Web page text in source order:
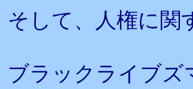
そして、人権に関
ブラックライブズ